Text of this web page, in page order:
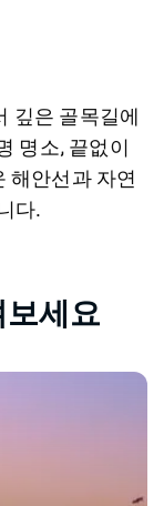
깊은 골목길에
명소, 끝없이
해안선과 자연
다.
보세요